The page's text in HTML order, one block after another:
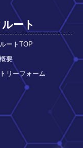
ート
ートTOP
要
リーフォーム